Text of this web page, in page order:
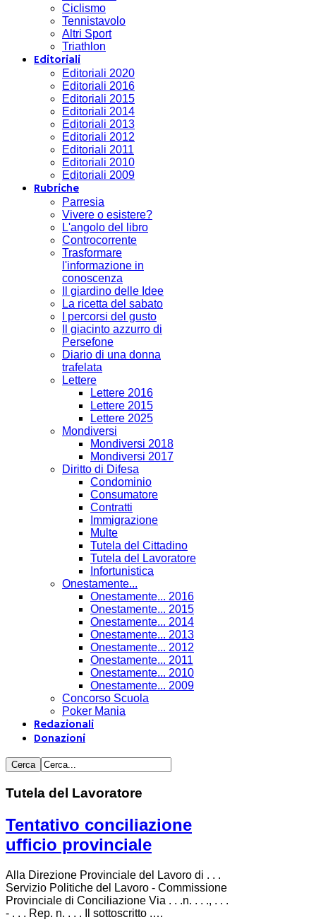
Ciclismo
Tennistavolo
Altri Sport
Triathlon
Editoriali
Editoriali 2020
Editoriali 2016
Editoriali 2015
Editoriali 2014
Editoriali 2013
Editoriali 2012
Editoriali 2011
Editoriali 2010
Editoriali 2009
Rubriche
Parresia
Vivere o esistere?
L'angolo del libro
Controcorrente
Trasformare
l'informazione in
conoscenza
Il giardino delle Idee
La ricetta del sabato
I percorsi del gusto
Il giacinto azzurro di
Persefone
Diario di una donna
trafelata
Lettere
Lettere 2016
Lettere 2015
Lettere 2025
Mondiversi
Mondiversi 2018
Mondiversi 2017
Diritto di Difesa
Condominio
Consumatore
Contratti
Immigrazione
Multe
Tutela del Cittadino
Tutela del Lavoratore
Infortunistica
Onestamente...
Onestamente... 2016
Onestamente... 2015
Onestamente... 2014
Onestamente... 2013
Onestamente... 2012
Onestamente... 2011
Onestamente... 2010
Onestamente... 2009
Concorso Scuola
Poker Mania
Redazionali
Donazioni
Tutela del Lavoratore
Tentativo conciliazione
ufficio provinciale
Alla Direzione Provinciale del Lavoro di . . .
Servizio Politiche del Lavoro - Commissione
Provinciale di Conciliazione Via . . .n. . . ., . . .
- . . . Rep. n. . . . Il sottoscritto .…